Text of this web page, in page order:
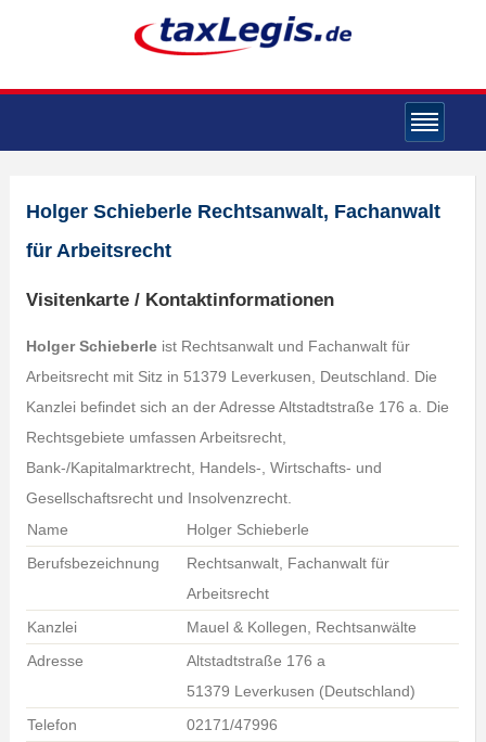
Holger Schieberle Rechtsanwalt, Fachanwalt
für Arbeitsrecht
Visitenkarte / Kontaktinformationen
Holger Schieberleist Rechtsanwalt und Fachanwalt für
Arbeitsrecht mit Sitz in 51379 Leverkusen, Deutschland. Die
Kanzlei befindet sich an der Adresse Altstadtstraße 176 a. Die
Rechtsgebiete umfassen Arbeitsrecht,
Bank-/Kapitalmarktrecht, Handels-, Wirtschafts- und
Gesellschaftsrecht und Insolvenzrecht.
Name
Holger Schieberle
Berufsbezeichnung
Rechtsanwalt, Fachanwalt für
Arbeitsrecht
Kanzlei
Mauel & Kollegen, Rechtsanwälte
Adresse
Altstadtstraße 176 a
51379 Leverkusen (Deutschland)
Telefon
02171/47996